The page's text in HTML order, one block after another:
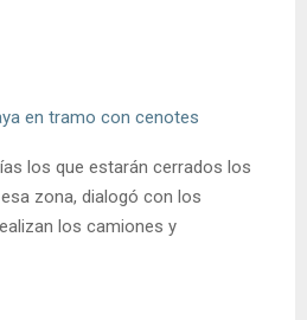
en tramo con cenotes
los que estarán cerrados los
zona, dialogó con los
los camiones y